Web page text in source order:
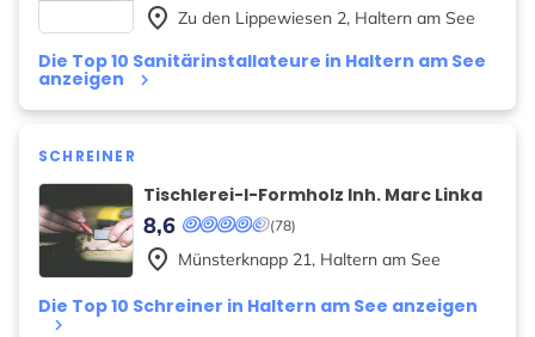
Die Top 10 Sanitärinstallateure in Haltern am See
anzeigen keyboard_arrow_right
place Zu den Lippewiesen 2, Haltern am See
SCHREINER
Tischlerei-l-Formholz Inh. Marc Linka
(78)
8,6
Die Top 10 Schreiner in Haltern am See anzeigen
keyboard_arrow_right
place Münsterknapp 21, Haltern am See